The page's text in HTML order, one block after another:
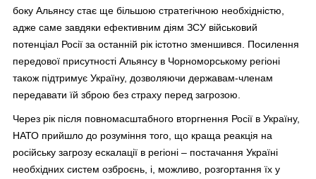
боку Альянсу стає ще більшою стратегічною необхідністю,
адже саме завдяки ефективним діям ЗСУ військовий
потенціал Росії за останній рік істотно зменшився. Посилення
передової присутності Альянсу в Чорноморському регіоні
також підтримує Україну, дозволяючи державам-членам
передавати їй зброю без страху перед загрозою.
Через рік після повномасштабного вторгнення Росії в Україну,
НАТО прийшло до розуміння того, що краща реакція на
російську загрозу ескалації в регіоні – постачання Україні
необхідних систем озброєнь, і, можливо, розгортання їх у